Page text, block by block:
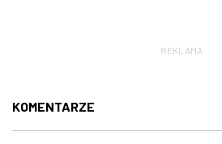
REKLAMA
KOMENTARZE